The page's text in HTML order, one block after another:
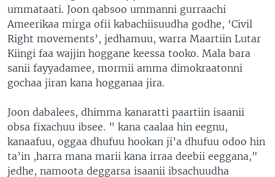
ummataati. Joon qabsoo ummanni gurraachi
Ameerikaa mirga ofii kabachiisuudha godhe, ‘Civil
Right movements’, jedhamuu, warra Maartiin Lutar
Kiingi faa wajjin hoggane keessa tooko. Mala bara
sanii fayyadamee, mormii amma dimokraatonni
gochaa jiran kana hogganaa jira.
Joon dabalees, dhimma kanaratti paartiin isaanii
obsa fixachuu ibsee. ” kana caalaa hin eegnu,
kanaafuu, oggaa dhufuu hookan ji’a dhufuu odoo hin
ta’in ,harra mana marii kana irraa deebii eeggana,"
jedhe, namoota deggarsa isaanii ibsachuudha